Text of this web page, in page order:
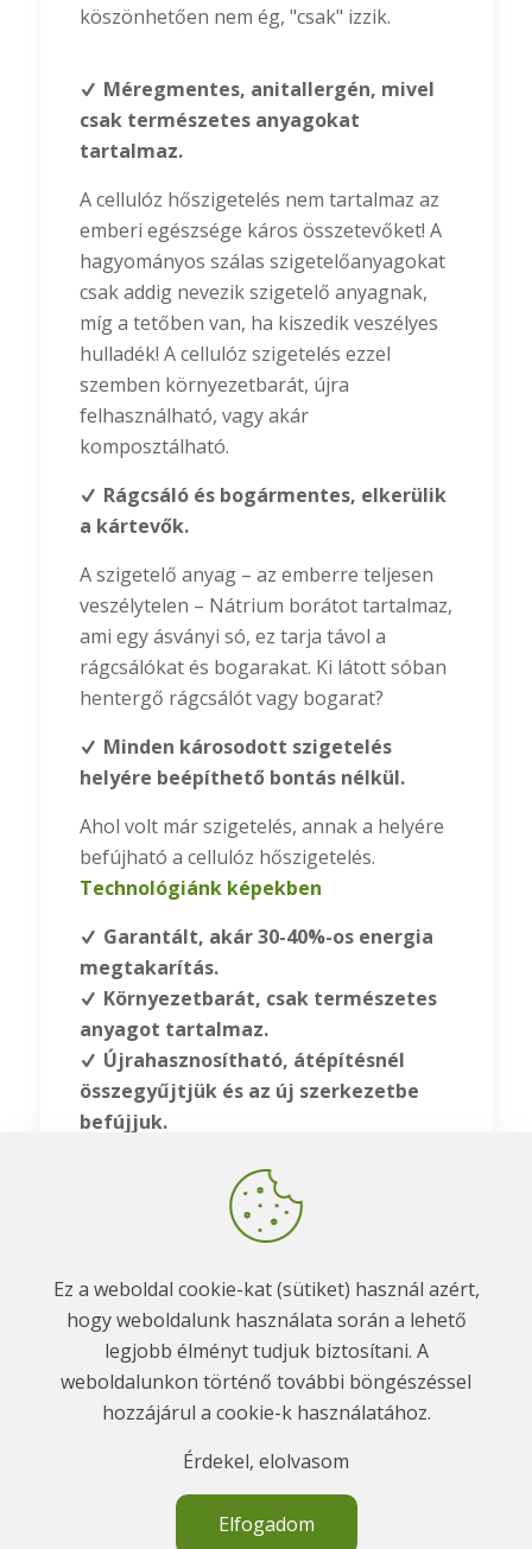
köszönhetően nem ég, "csak" izzik.
Méregmentes, anitallergén, mivel
csak természetes anyagokat
tartalmaz.
A cellulóz hőszigetelés nem tartalmaz az
emberi egészsége káros összetevőket! A
hagyományos szálas szigetelőanyagokat
csak addig nevezik szigetelő anyagnak,
míg a tetőben van, ha kiszedik veszélyes
hulladék! A cellulóz szigetelés ezzel
szemben környezetbarát, újra
felhasználható, vagy akár
komposztálható.
Rágcsáló és bogármentes, elkerülik
a kártevők.
A szigetelő anyag – az emberre teljesen
veszélytelen – Nátrium borátot tartalmaz,
ami egy ásványi só, ez tarja távol a
rágcsálókat és bogarakat. Ki látott sóban
hentergő rágcsálót vagy bogarat?
Minden károsodott szigetelés
helyére beépíthető bontás nélkül.
Ahol volt már szigetelés, annak a helyére
befújható a cellulóz hőszigetelés.
Technológiánk képekben
Garantált, akár 30-40%-os energia
megtakarítás.
Környezetbarát, csak természetes
anyagot tartalmaz.
Újrahasznosítható, átépítésnél
összegyűjtjük és az új szerkezetbe
befújjuk.
© 2013-2026 SI Energy Kft. • Minden
jog fenntartva!
Ez a weboldal cookie-kat (sütiket) használ azért,
hogy weboldalunk használata során a lehető
legjobb élményt tudjuk biztosítani. A
weboldalunkon történő további böngészéssel
hozzájárul a cookie-k használatához.
Érdekel, elolvasom
Elfogadom